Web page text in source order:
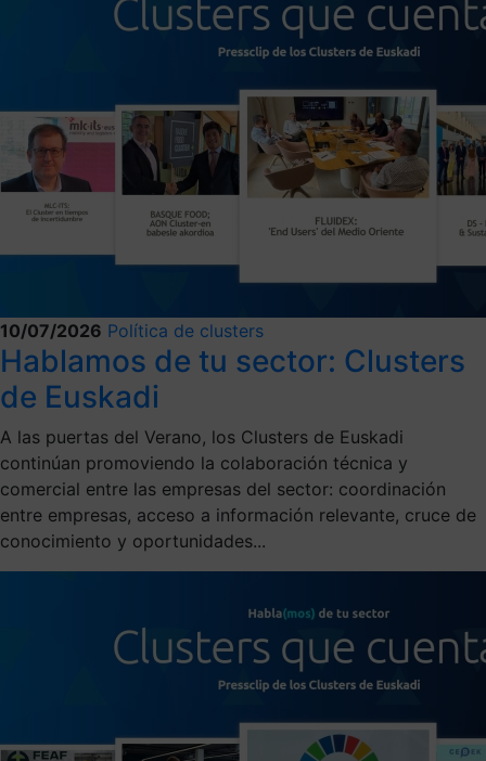
10/07/2026 Política de clusters
Hablamos de tu sector: Clusters
de Euskadi
A las puertas del Verano, los Clusters de Euskadi
continúan promoviendo la colaboración técnica y
comercial entre las empresas del sector: coordinación
entre empresas, acceso a información relevante, cruce de
conocimiento y oportunidades...